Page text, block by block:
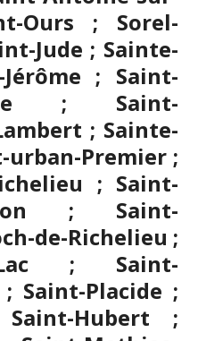
Ours ; Sorel-
Jude ; Sainte-
; Saint-
; Saint-
; Sainte-
urban-Premier ;
; Saint-
; Saint-
de-Richelieu ;
Lac ; Saint-
Saint-Placide ;
Hubert ;